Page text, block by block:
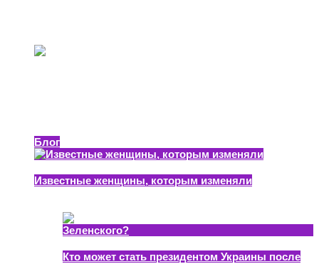
Блог
Известные женщины, которым изменяли
Кто может стать президентом Украины после